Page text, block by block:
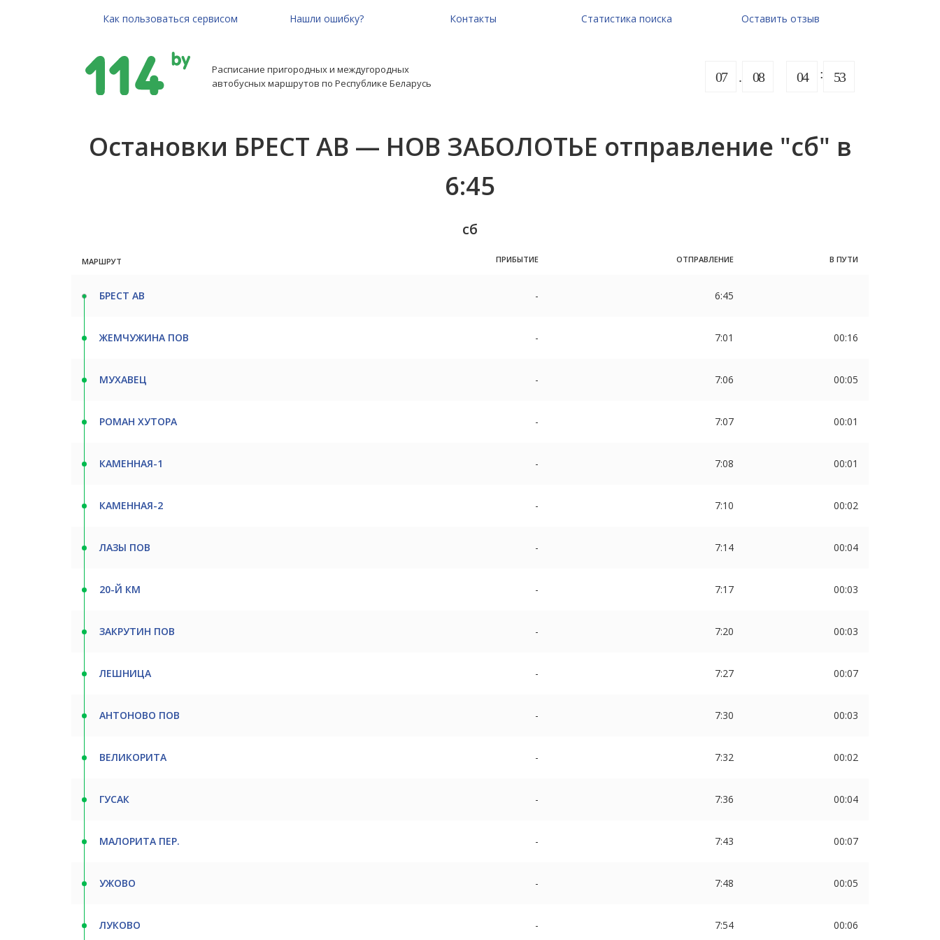
Как пользоваться сервисом Нашли ошибку? Контакты Статистика поиска Оставить отзыв
Расписание пригородных и междугородных
автобусных маршрутов по Республике Беларусь
07 08 04 53
Остановки БРЕСТ АВ — НОВ ЗАБОЛОТЬЕ отправление "сб" в
6:45
сб
МАРШРУТ ПРИБЫТИЕ ОТПРАВЛЕНИЕ В ПУТИ
БРЕСТ АВ - 6:45
ЖЕМЧУЖИНА ПОВ - 7:01 00:16
МУХАВЕЦ - 7:06 00:05
РОМАН ХУТОРА - 7:07 00:01
КАМЕННАЯ-1 - 7:08 00:01
КАМЕННАЯ-2 - 7:10 00:02
ЛАЗЫ ПОВ - 7:14 00:04
20-Й КМ - 7:17 00:03
ЗАКРУТИН ПОВ - 7:20 00:03
ЛЕШНИЦА - 7:27 00:07
АНТОНОВО ПОВ - 7:30 00:03
ВЕЛИКОРИТА - 7:32 00:02
ГУСАК - 7:36 00:04
МАЛОРИТА ПЕР. - 7:43 00:07
УЖОВО - 7:48 00:05
ЛУКОВО - 7:54 00:06